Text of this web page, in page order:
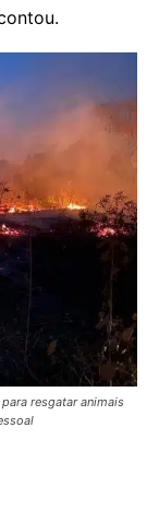
resgatar animais